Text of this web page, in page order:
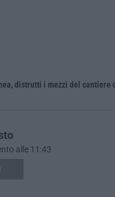
distrutti i mezzi del cantiere
alle 11:43